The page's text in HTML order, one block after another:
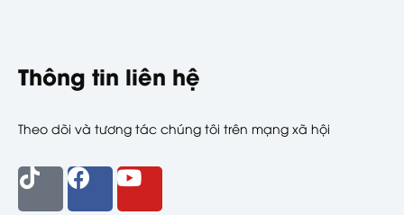
Thông tin liên hệ
Theo dõi và tương tác chúng tôi trên mạng xã hội